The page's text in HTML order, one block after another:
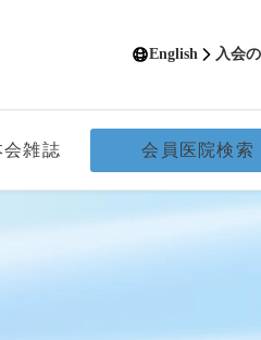
English 入会
会雑誌 会員医院検索